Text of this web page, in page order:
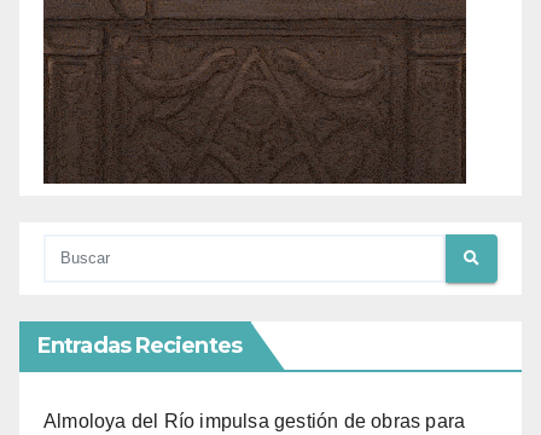
Entradas Recientes
Almoloya del Río impulsa gestión de obras para